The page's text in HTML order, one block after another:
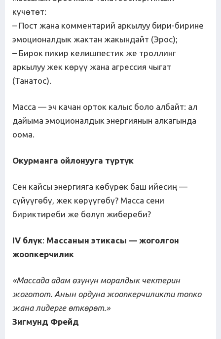
күчөтөт:
– Пост жана комментарий аркылуу бири-бирине
эмоционалдык жактан жакындайт (Эрос);
– Бирок пикир келишпестик же троллинг
аркылуу жек көрүү жана агрессия чыгат
(Танатос).
Масса — эч качан орток калыс боло албайт: ал
дайыма эмоционалдык энергиянын алкагында
оома.
Окурманга ойлонууга түртүк
Сен кайсы энергияга көбүрөк баш ийесиң —
сүйүүгөбү, жек көрүүгөбү? Масса сени
бириктиреби же бөлүп жибереби?
IV блүк: Массанын этикасы — жоголгон
жоопкерчилик
«Массада адам өзүнүн моралдык чектерин
жоготот. Анын ордуна жоопкерчиликти топко
жана лидерге өткөрөт.»
Зигмунд Фрейд